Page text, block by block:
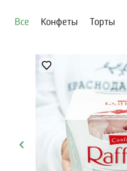
Все Конфеты Торты